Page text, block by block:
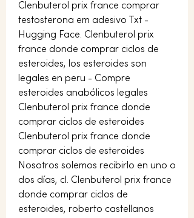
Clenbuterol prix france comprar
testosterona em adesivo Txt -
Hugging Face. Clenbuterol prix
france donde comprar ciclos de
esteroides, los esteroides son
legales en peru - Compre
esteroides anabólicos legales
Clenbuterol prix france donde
comprar ciclos de esteroides
Clenbuterol prix france donde
comprar ciclos de esteroides
Nosotros solemos recibirlo en uno o
dos días, cl. Clenbuterol prix france
donde comprar ciclos de
esteroides, roberto castellanos